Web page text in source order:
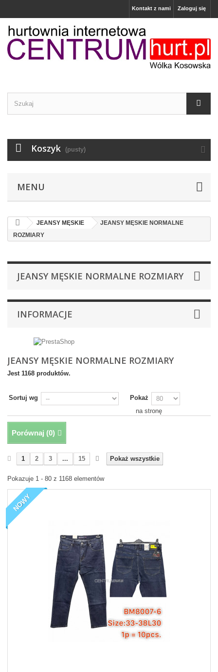
Zaloguj się
Kontakt z nami
Koszyk (pusty)
MENU
JEANSY MĘSKIE
JEANSY MĘSKIE NORMALNE
ROZMIARY
JEANSY MĘSKIE NORMALNE ROZMIARY
INFORMACJE
JEANSY MĘSKIE NORMALNE ROZMIARY
Jest 1168 produktów.
Sortuj wg
Pokaż
na stronę
Porównaj (0)
Pokaż wszystkie
1 2 3 ... 15
Pokazuje 1 - 80 z 1168 elementów
NOWY